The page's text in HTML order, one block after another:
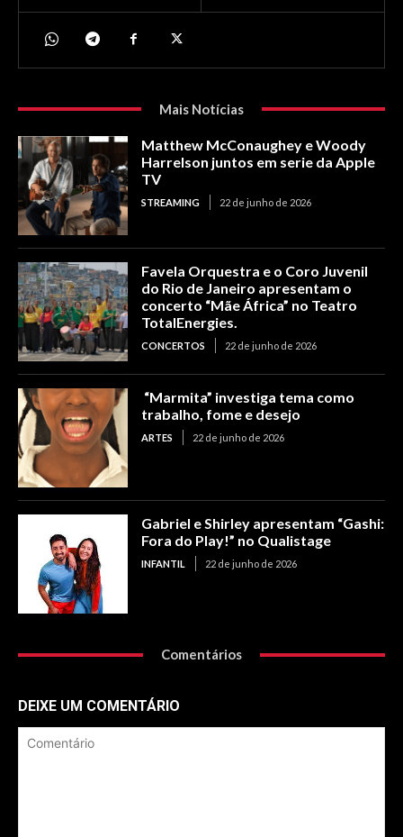
Mais Notícias
Matthew McConaughey e Woody
Harrelson juntos em serie da Apple
TV
STREAMING 22 de junho de 2026
Favela Orquestra e o Coro Juvenil
do Rio de Janeiro apresentam o
concerto “Mãe África” no Teatro
TotalEnergies.
CONCERTOS 22 de junho de 2026
“Marmita” investiga tema como
trabalho, fome e desejo
ARTES 22 de junho de 2026
Gabriel e Shirley apresentam “Gashi:
Fora do Play!” no Qualistage
INFANTIL 22 de junho de 2026
Comentários
DEIXE UM COMENTÁRIO